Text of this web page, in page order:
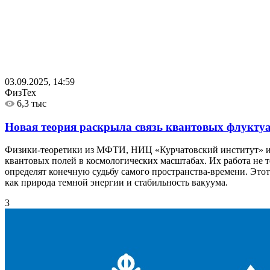
03.09.2025, 14:59
ФизТех
6,3 тыс
Новая теория раскрыла связь квантовых
Физики-теоретики из МФТИ, НИЦ «Курчатовский институт» и
квантовых полей в космологических масштабах. Их работа
определят конечную судьбу самого пространства-времени.
как природа темной энергии и стабильность вакуума.
3